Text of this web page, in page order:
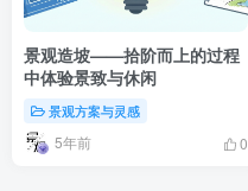
景观造坡——拾阶而上的过程
中体验景致与休闲
景观方案与灵感
5年前 0